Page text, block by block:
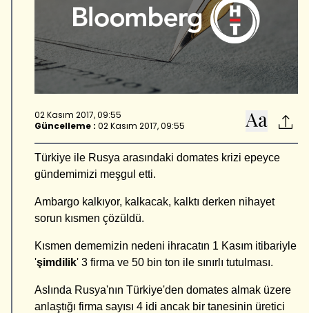
02 Kasım 2017, 09:55
Güncelleme : 02 Kasım 2017, 09:55
Türkiye ile Rusya arasındaki domates krizi epeyce
gündemimizi meşgul etti.
Ambargo kalkıyor, kalkacak, kalktı derken nihayet
sorun kısmen çözüldü.
Kısmen dememizin nedeni ihracatın 1 Kasım itibariyle
'şimdilik' 3 firma ve 50 bin ton ile sınırlı tutulması.
Aslında Rusya'nın Türkiye'den domates almak üzere
anlaştığı firma sayısı 4 idi ancak bir tanesinin üretici